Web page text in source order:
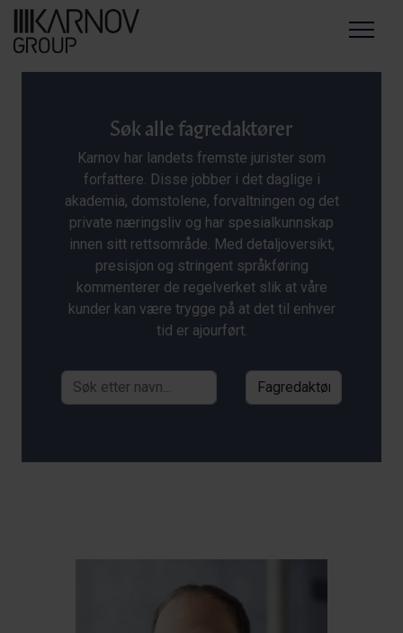
Menu
Søk alle fagredaktører
Karnov har landets fremste jurister som
forfattere. Disse jobber i det daglige i
akademia, domstolene, forvaltningen og det
private næringsliv og har spesialkunnskap
innen sitt rettsområde. Med detaljoversikt,
presisjon og stringent språkføring
kommenterer de regelverket slik at våre
kunder kan være trygge på at det til enhver
tid er ajourført.